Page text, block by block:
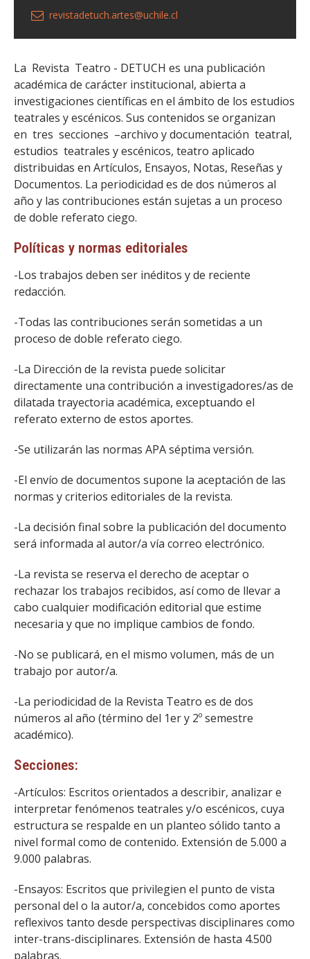
revistadetuch.artes@uchile.cl
La Revista Teatro - DETUCH es una publicación
académica de carácter institucional, abierta a
investigaciones científicas en el ámbito de los estudios
teatrales y escénicos. Sus contenidos se organizan
en tres secciones –archivo y documentación teatral,
estudios teatrales y escénicos, teatro aplicado
distribuidas en Artículos, Ensayos, Notas, Reseñas y
Documentos. La periodicidad es de dos números al
año y las contribuciones están sujetas a un proceso
de doble referato ciego.
Políticas y normas editoriales
-Los trabajos deben ser inéditos y de reciente
redacción.
-Todas las contribuciones serán sometidas a un
proceso de doble referato ciego.
-La Dirección de la revista puede solicitar
directamente una contribución a investigadores/as de
dilatada trayectoria académica, exceptuando el
referato externo de estos aportes.
-Se utilizarán las normas APA séptima versión.
-El envío de documentos supone la aceptación de las
normas y criterios editoriales de la revista.
-La decisión final sobre la publicación del documento
será informada al autor/a vía correo electrónico.
-La revista se reserva el derecho de aceptar o
rechazar los trabajos recibidos, así como de llevar a
cabo cualquier modificación editorial que estime
necesaria y que no implique cambios de fondo.
-No se publicará, en el mismo volumen, más de un
trabajo por autor/a.
-La periodicidad de la Revista Teatro es de dos
números al año (término del 1er y 2º semestre
académico).
Secciones:
-Artículos: Escritos orientados a describir, analizar e
interpretar fenómenos teatrales y/o escénicos, cuya
estructura se respalde en un planteo sólido tanto a
nivel formal como de contenido. Extensión de 5.000 a
9.000 palabras.
-Ensayos: Escritos que privilegien el punto de vista
personal del o la autor/a, concebidos como aportes
reflexivos tanto desde perspectivas disciplinares como
inter-trans-disciplinares. Extensión de hasta 4.500
palabras.